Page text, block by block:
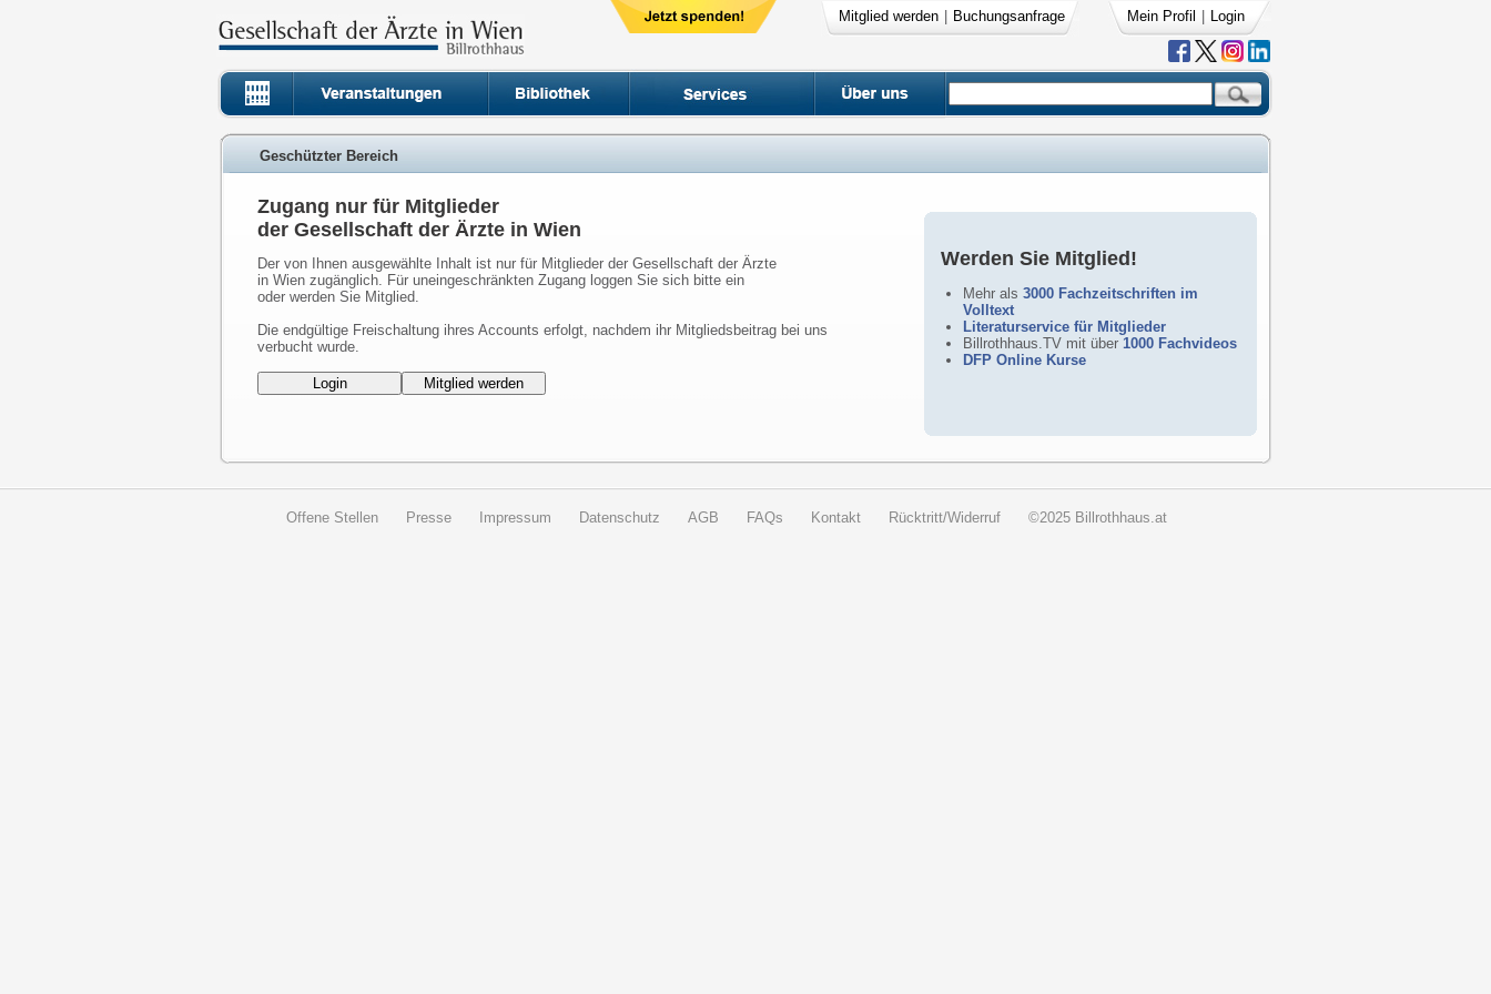
Mitglied werden Buchungsanfrage Mein Profil Login
Geschützter Bereich
Werden Sie Mitglied!
Mehr als 3000 Fachzeitschriften im
Volltext
Literaturservice für Mitglieder
Billrothhaus.TV mit über 1000 Fachvideos
DFP Online Kurse
Zugang nur für Mitglieder
der Gesellschaft der Ärzte in Wien
Der von Ihnen ausgewählte Inhalt ist nur für Mitglieder der Gesellschaft der Ärzte
in Wien zugänglich. Für uneingeschränkten Zugang loggen Sie sich bitte ein
oder werden Sie Mitglied.
Die endgültige Freischaltung ihres Accounts erfolgt, nachdem ihr Mitgliedsbeitrag bei uns
verbucht wurde.
Offene Stellen Presse Impressum Datenschutz AGB FAQs Kontakt Rücktritt/Widerruf ©2025 Billrothhaus.at